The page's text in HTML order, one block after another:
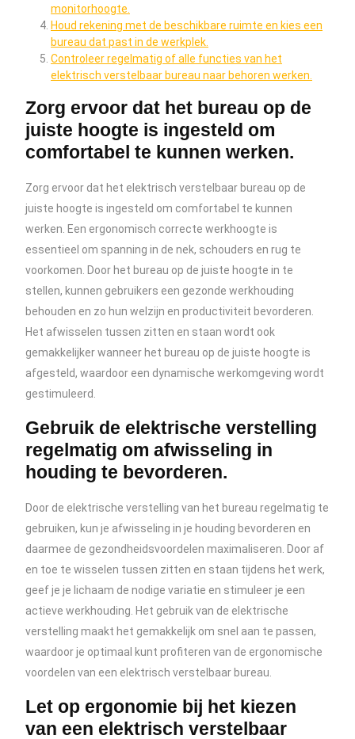
monitorhoogte.
Houd rekening met de beschikbare ruimte en kies een
bureau dat past in de werkplek.
Controleer regelmatig of alle functies van het
elektrisch verstelbaar bureau naar behoren werken.
Zorg ervoor dat het bureau op de
juiste hoogte is ingesteld om
comfortabel te kunnen werken.
Zorg ervoor dat het elektrisch verstelbaar bureau op de
juiste hoogte is ingesteld om comfortabel te kunnen
werken. Een ergonomisch correcte werkhoogte is
essentieel om spanning in de nek, schouders en rug te
voorkomen. Door het bureau op de juiste hoogte in te
stellen, kunnen gebruikers een gezonde werkhouding
behouden en zo hun welzijn en productiviteit bevorderen.
Het afwisselen tussen zitten en staan wordt ook
gemakkelijker wanneer het bureau op de juiste hoogte is
afgesteld, waardoor een dynamische werkomgeving wordt
gestimuleerd.
Gebruik de elektrische verstelling
regelmatig om afwisseling in
houding te bevorderen.
Door de elektrische verstelling van het bureau regelmatig te
gebruiken, kun je afwisseling in je houding bevorderen en
daarmee de gezondheidsvoordelen maximaliseren. Door af
en toe te wisselen tussen zitten en staan tijdens het werk,
geef je je lichaam de nodige variatie en stimuleer je een
actieve werkhouding. Het gebruik van de elektrische
verstelling maakt het gemakkelijk om snel aan te passen,
waardoor je optimaal kunt profiteren van de ergonomische
voordelen van een elektrisch verstelbaar bureau.
Let op ergonomie bij het kiezen
van een elektrisch verstelbaar